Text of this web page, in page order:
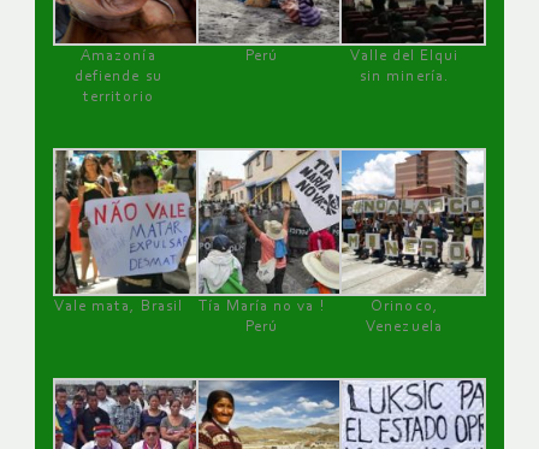
Amazonía
defiende su
territorio
Perú
Valle del Elqui
sin minería.
Vale mata, Brasil
Tía María no va !
Perú
Orinoco,
Venezuela